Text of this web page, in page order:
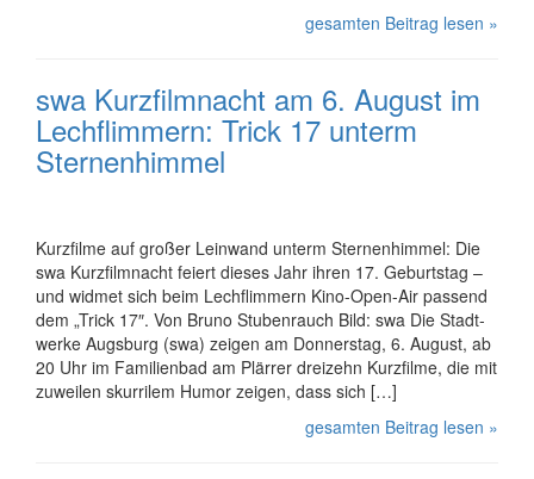
gesamten Beitrag lesen »
swa Kurz­film­nacht am 6. August im
Lech­flim­mern: Trick 17 unterm
Sternen­himmel
Kurz­filme auf großer Leinwand unterm Sternenhimmel: Die
swa Kurz­film­nacht feiert dieses Jahr ihren 17. Geburtstag –
und widmet sich beim Lech­flim­mern Kino-Open-Air passend
dem „Trick 17″. Von Bruno Stubenrauch Bild: swa Die Stadt­
wer­ke Augsburg (swa) zeigen am Donnerstag, 6. August, ab
20 Uhr im Familienbad am Plärrer dreizehn Kurz­filme, die mit
zuweilen skurrilem Humor zeigen, dass sich […]
gesamten Beitrag lesen »